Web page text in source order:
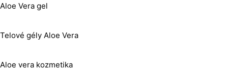
Aloe Vera gel
Telové gély Aloe Vera
Aloe vera kozmetika